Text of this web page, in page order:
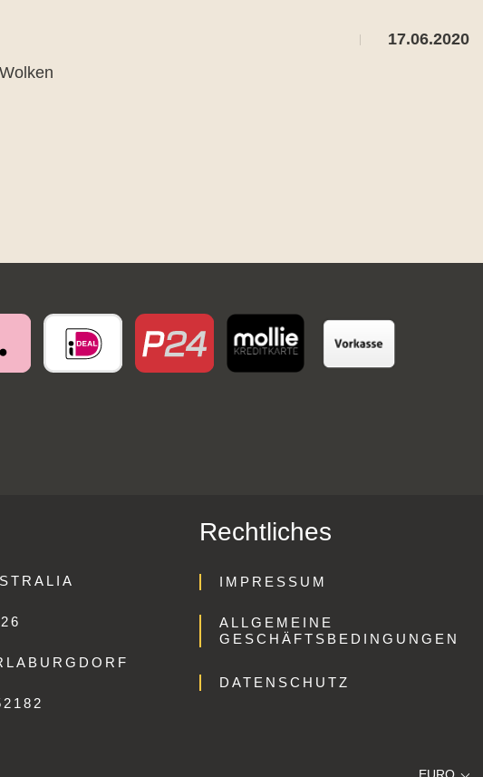
17.06.2020
Rechtliches
IMPRESSUM
ALLGEMEINE
GESCHÄFTSBEDINGUNGEN
DATENSCHUTZ
EURO